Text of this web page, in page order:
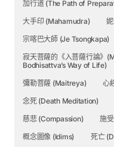
加行道 (The Path of
大手印 (Mahamudra)
宗喀巴大師 (Je Tsongkapa)
寂天菩薩的《入菩薩行論》
Bodhisattva’s Way of Life)
彌勒菩薩 (Maitreya)
心
念死 (Death Meditation)
慈悲 (Compassion)
施
概念圖像 (Idims)
死亡